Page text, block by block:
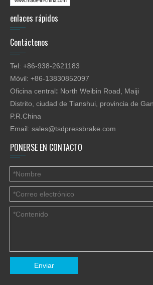
enlaces rápidos
Contáctenos
Tel: +86-938-2621183
Móvil: +86-13830852097
Oficina central: North Weibin Road, Maiji
Distrito, ciudad de Tianshui, provincia de
P.R.China
Email: sales@tsdpressbrake.com
PONERSE EN CONTACTO
Enviar